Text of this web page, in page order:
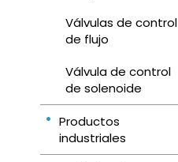
Válvulas de control
de flujo
Válvula de control
de solenoide
Productos
industriales